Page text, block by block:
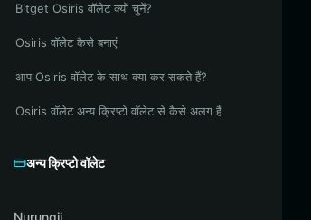
Bitget Osiris वॉलेट क्यों चुनें?
Osiris वॉलेट कैसे बनाएं
आप Osiris वॉलेट के साथ क्या कर सकते हैं?
Osiris वॉलेट अन्य क्रिप्टो वॉलेट से कैसे अलग हैं
अन्य क्रिप्टो वॉलेट
Nurungji